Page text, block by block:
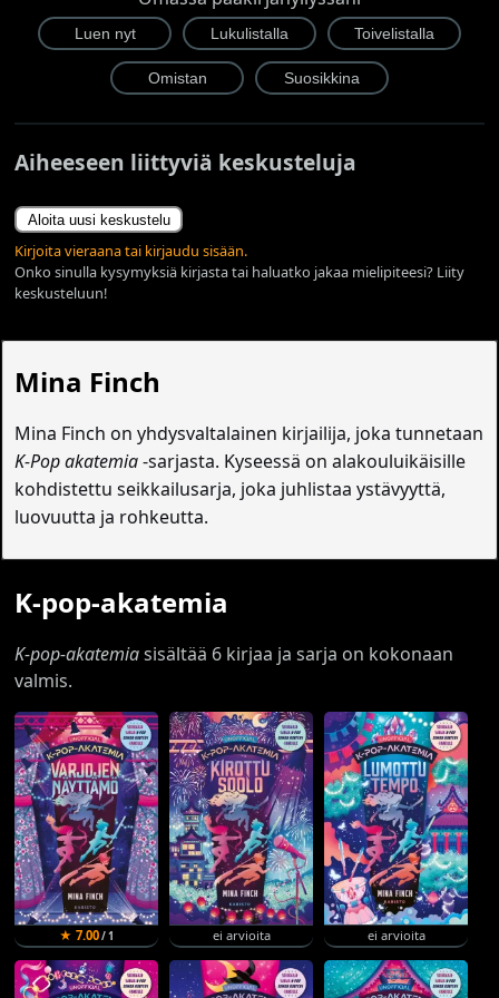
Aiheeseen liittyviä keskusteluja
Aloita uusi keskustelu
Kirjoita vieraana tai kirjaudu sisään.
Onko sinulla kysymyksiä kirjasta tai haluatko jakaa mielipiteesi? Liity
keskusteluun!
Mina Finch
Mina Finch on yhdysvaltalainen kirjailija, joka tunnetaan
K‑Pop akatemia‑sarjasta. Kyseessä on alakouluikäisille
kohdistettu seikkailusarja, joka juhlistaa ystävyyttä,
luovuutta ja rohkeutta.
K-pop-akatemia
K-pop-akatemiasisältää 6 kirjaa ja sarja on kokonaan
valmis.
★ 7.00/ 1 ei arvioita ei arvioita